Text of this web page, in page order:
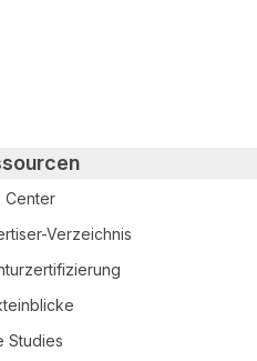
Center
Verzeichnis
Studies